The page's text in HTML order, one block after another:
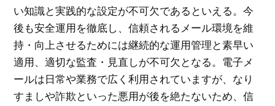
い知識と実践的な設定が不可欠であるといえる。今
後も安全運用を徹底し、信頼されるメール環境を維
持・向上させるためには継続的な運用管理と素早い
適用、適切な監査・見直しが不可欠となる。電子メ
ールは日常や業務で広く利用されていますが、なり
すましや詐欺といった悪用が後を絶たないため、信